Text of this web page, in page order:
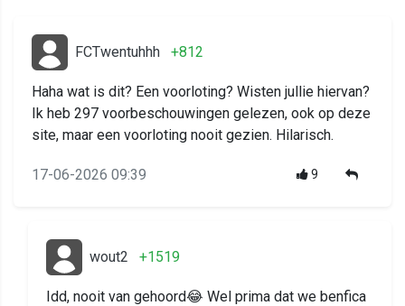
FCTwentuhhh +812
Haha wat is dit? Een voorloting? Wisten jullie hiervan?
Ik heb 297 voorbeschouwingen gelezen, ook op deze
site, maar een voorloting nooit gezien. Hilarisch.
17-06-2026 09:39 9
wout2 +1519
Idd, nooit van gehoord😂 Wel prima dat we benfica